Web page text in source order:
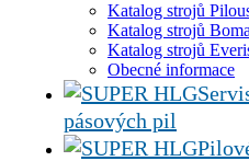
Katalog strojů
Katalog strojů
Katalog strojů
Obecné informace
pásových pil